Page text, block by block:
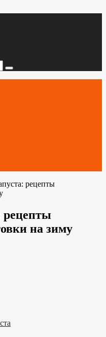
рецепты
рецепты
на зиму